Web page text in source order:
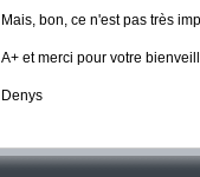
Mais, bon, ce n'est pas très
A+ et merci pour votre
Denys